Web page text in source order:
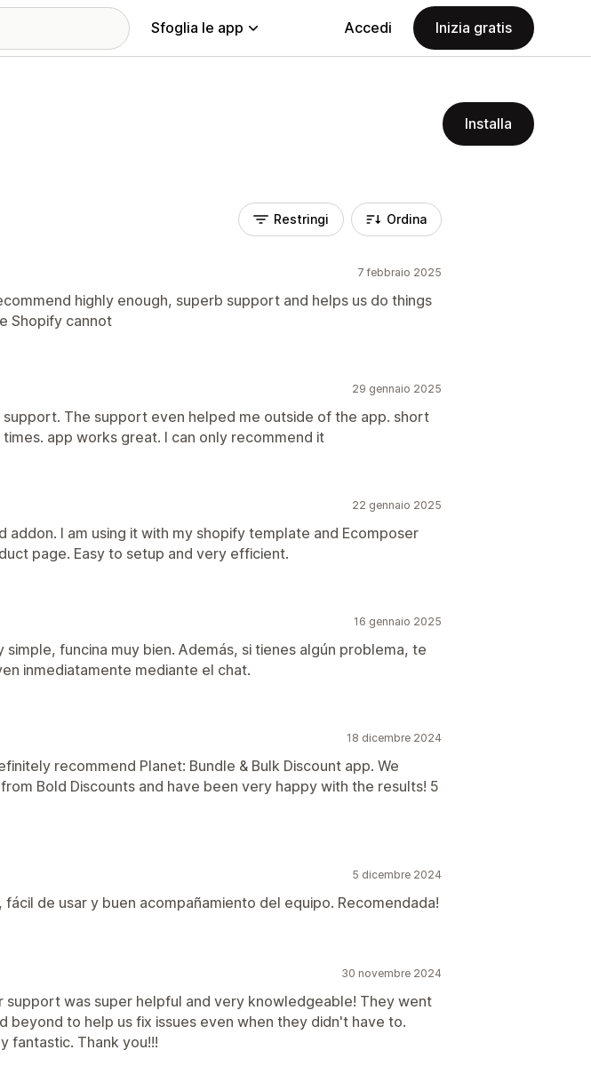
Sfoglia le app Accedi Inizia gratis
Installa
Restringi Ordina
7 febbraio 2025
highly enough, superb support and helps us do things
Shopify cannot
29 gennaio 2025
The support even helped me outside of the app. short
app works great. I can only recommend it
22 gennaio 2025
addon. I am using it with my shopify template and Ecomposer
page. Easy to setup and very efficient.
16 gennaio 2025
simple, funcina muy bien. Además, si tienes algún problema, te
inmediatamente mediante el chat.
18 dicembre 2024
recommend Planet: Bundle & Bulk Discount app. We
Bold Discounts and have been very happy with the results! 5
5 dicembre 2024
fácil de usar y buen acompañamiento del equipo. Recomendada!
30 novembre 2024
support was super helpful and very knowledgeable! They went
beyond to help us fix issues even when they didn't have to.
fantastic. Thank you!!!